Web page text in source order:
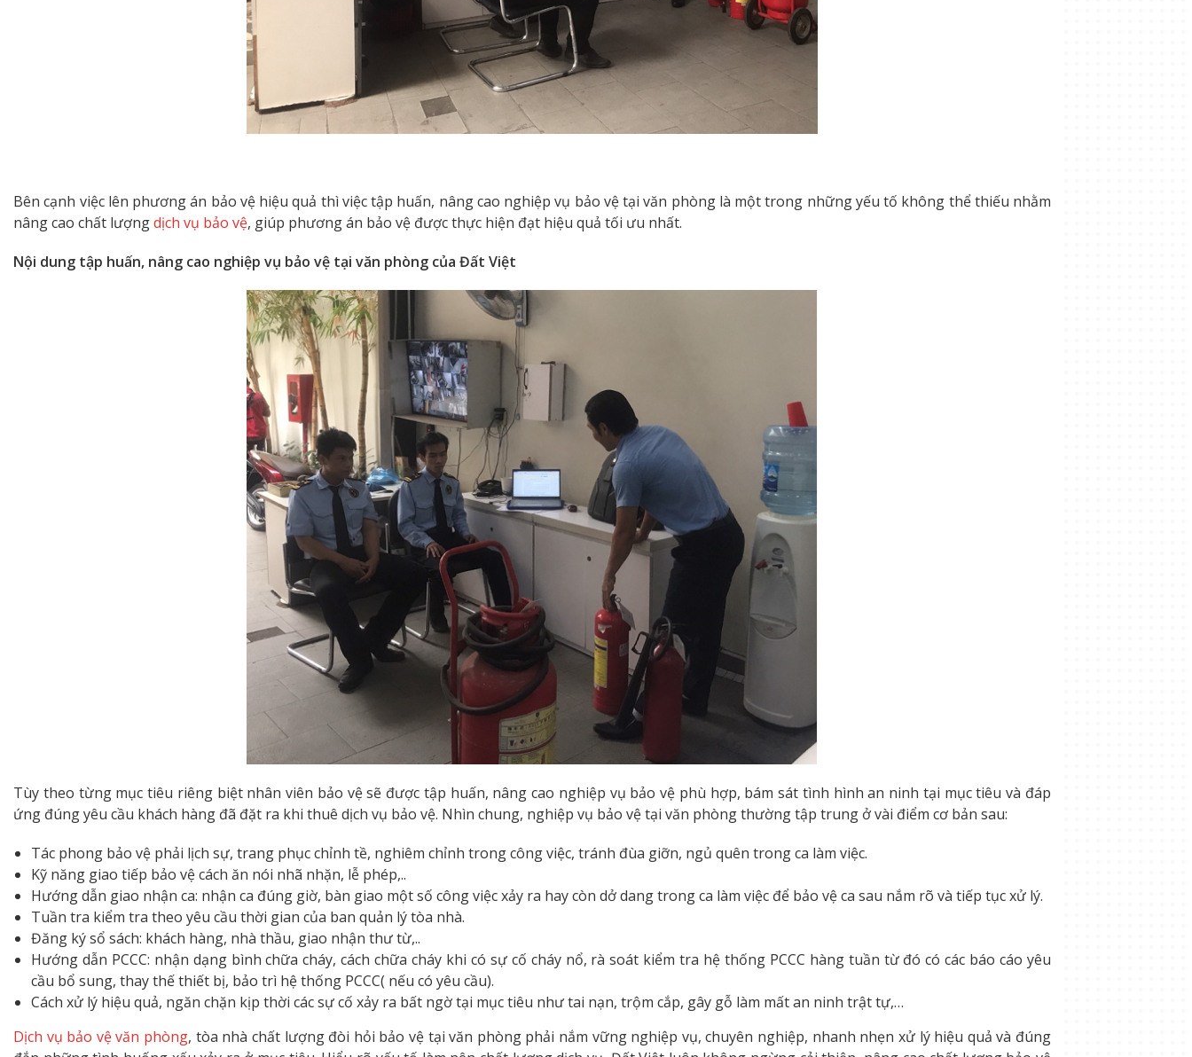
Bên cạnh việc lên phương án bảo vệ hiệu quả thì việc tập huấn, nâng cao nghiệp vụ bảo vệ tại văn phòng là một trong những yếu tố không thể thiếu nhằm
nâng cao chất lượngdịch vụ bảo vệ, giúp phương án bảo vệ được thực hiện đạt hiệu quả tối ưu nhất.
Nội dung tập huấn, nâng cao nghiệp vụ bảo vệ tại văn phòng của Đất Việt
Tùy theo từng mục tiêu riêng biệt nhân viên bảo vệ sẽ được tập huấn, nâng cao nghiệp vụ bảo vệ phù hợp, bám sát tình hình an ninh tại mục tiêu và đáp
ứng đúng yêu cầu khách hàng đã đặt ra khi thuê dịch vụ bảo vệ. Nhìn chung, nghiệp vụ bảo vệ tại văn phòng thường tập trung ở vài điểm cơ bản sau:
Tác phong bảo vệ phải lịch sự, trang phục chỉnh tề, nghiêm chỉnh trong công việc, tránh đùa giỡn, ngủ quên trong ca làm việc.
Kỹ năng giao tiếp bảo vệ cách ăn nói nhã nhặn, lễ phép,..
Hướng dẫn giao nhận ca: nhận ca đúng giờ, bàn giao một số công việc xảy ra hay còn dở dang trong ca làm việc để bảo vệ ca sau nắm rõ và tiếp tục xử lý.
Tuần tra kiểm tra theo yêu cầu thời gian của ban quản lý tòa nhà.
Đăng ký sổ sách: khách hàng, nhà thầu, giao nhận thư từ,..
Hướng dẫn PCCC: nhận dạng bình chữa cháy, cách chữa cháy khi có sự cố cháy nổ, rà soát kiểm tra hệ thống PCCC hàng tuần từ đó có các báo cáo yêu
cầu bổ sung, thay thế thiết bị, bảo trì hệ thống PCCC( nếu có yêu cầu).
Cách xử lý hiệu quả, ngăn chặn kịp thời các sự cố xảy ra bất ngờ tại mục tiêu như tai nạn, trộm cắp, gây gỗ làm mất an ninh trật tự,…
Dịch vụ bảo vệ văn phòng, tòa nhà chất lượng đòi hỏi bảo vệ tại văn phòng phải nắm vững nghiệp vụ, chuyên nghiệp, nhanh nhẹn xử lý hiệu quả và đúng